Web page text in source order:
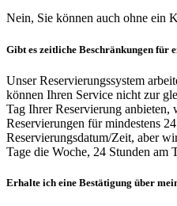
Nein, Sie können auch ohne ein
Gibt es zeitliche Beschränkungen für
Unser Reservierungssystem
können Ihren Service nicht zur
Tag Ihrer Reservierung anbieten,
Reservierungen für mindestens
Reservierungsdatum/Zeit, aber
Tage die Woche, 24 Stunden am
Erhalte ich eine Bestätigung über